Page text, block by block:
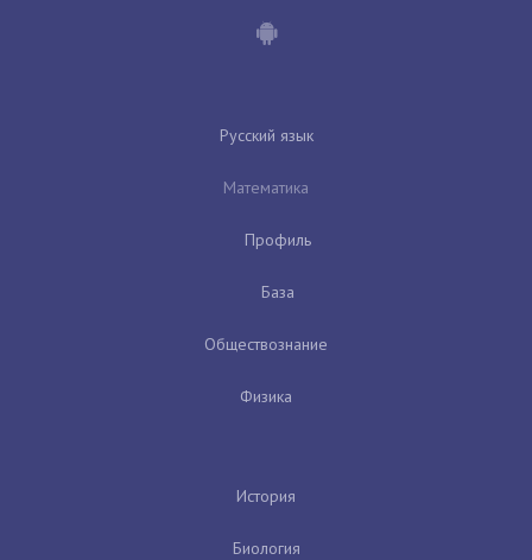
Русский язык
Математика
Профиль
База
Обществознание
Физика
История
Биология